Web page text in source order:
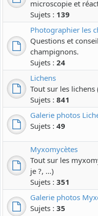
microscopie et
Sujets : 139
Photographier les
Questions et
champignons.
Sujets : 24
Lichens
Tout sur les
Sujets : 841
Galerie photos
Sujets : 49
Myxomycètes
Tout sur les
je ?, ...)
Sujets : 351
Galerie photos
Sujets : 35